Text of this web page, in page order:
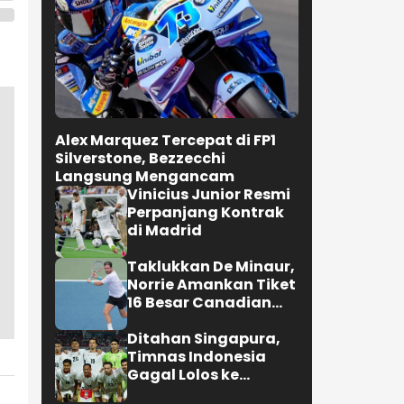
Alex Marquez Tercepat di FP1
Silverstone, Bezzecchi
Langsung Mengancam
Vinicius Junior Resmi
Perpanjang Kontrak
di Madrid
Taklukkan De Minaur,
Norrie Amankan Tiket
16 Besar Canadian
Ditahan Singapura,
Timnas Indonesia
Gagal Lolos ke